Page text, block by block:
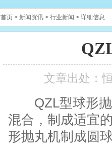
首页 > 新闻资讯 > 行业新闻 > 详细信息
文章出处：
QZL型球形抛
混合，制成适宜
形抛丸机制成圆